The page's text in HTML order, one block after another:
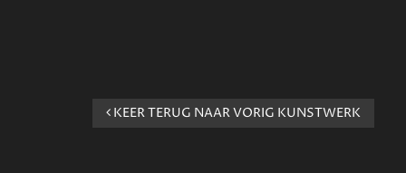
KEER TERUG NAAR VORIG KUNSTWERK